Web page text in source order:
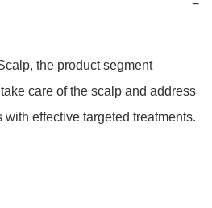
−
the product segment
care of the scalp and address
effective targeted treatments.